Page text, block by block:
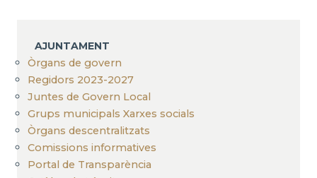
SERVEIS
MUNICIPALS
PERFIL
DEL
CONTRACTANT
ANUNCIS
AJUNTAMENT
Òrgans de govern
Regidors 2023-2027
Juntes de Govern Local
Grups municipals Xarxes socials
Òrgans descentralitzats
Comissions informatives
Portal de Transparència